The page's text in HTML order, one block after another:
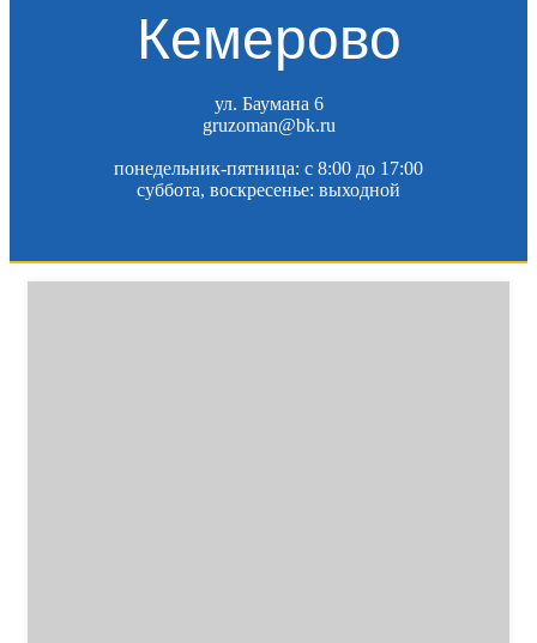
Кемерово
ул. Баумана 6
gruzoman@bk.ru
понедельник-пятница: c 8:00 до 17:00
суббота, воскресенье: выходной